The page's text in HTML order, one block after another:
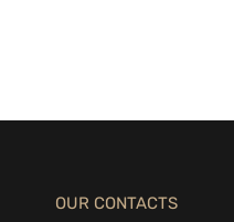
OUR CONTACTS